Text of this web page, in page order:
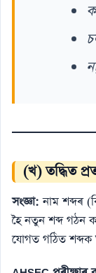
(খ) তদ্ধিত
সংজ্ঞা: নাম শব্দৰ
হৈ নতুন শব্দ গঠন
যোগত গঠিত শব্দক